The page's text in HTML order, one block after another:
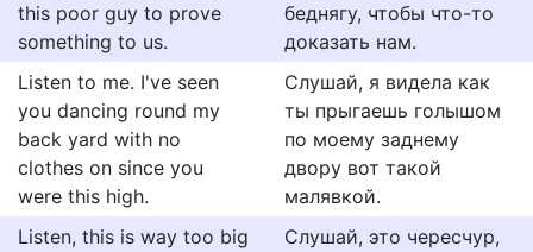
this poor guy to prove
something to us.
беднягу, чтобы что-то
доказать нам.
Listen to me. I've seen
you dancing round my
back yard with no
clothes on since you
were this high.
Слушай, я видела как
ты прыгаешь голышом
по моему заднему
двору вот такой
малявкой.
Listen, this is way too big
Слушай, это чересчур,